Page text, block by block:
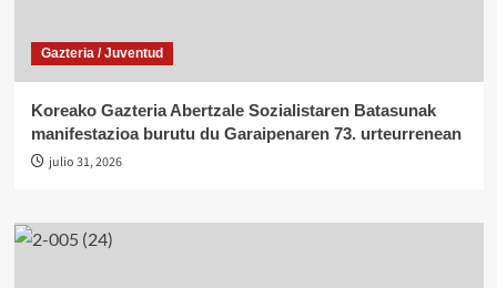
Gazteria / Juventud
Koreako Gazteria Abertzale Sozialistaren Batasunak
manifestazioa burutu du Garaipenaren 73. urteurrenean
julio 31, 2026